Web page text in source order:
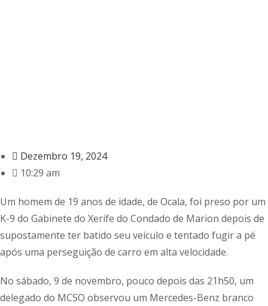
Dezembro 19, 2024
10:29 am
Um homem de 19 anos de idade, de Ocala, foi preso por um
K-9 do Gabinete do Xerife do Condado de Marion depois de
supostamente ter batido seu veículo e tentado fugir a pé
após uma perseguição de carro em alta velocidade.
No sábado, 9 de novembro, pouco depois das 21h50, um
delegado do MCSO observou um Mercedes-Benz branco